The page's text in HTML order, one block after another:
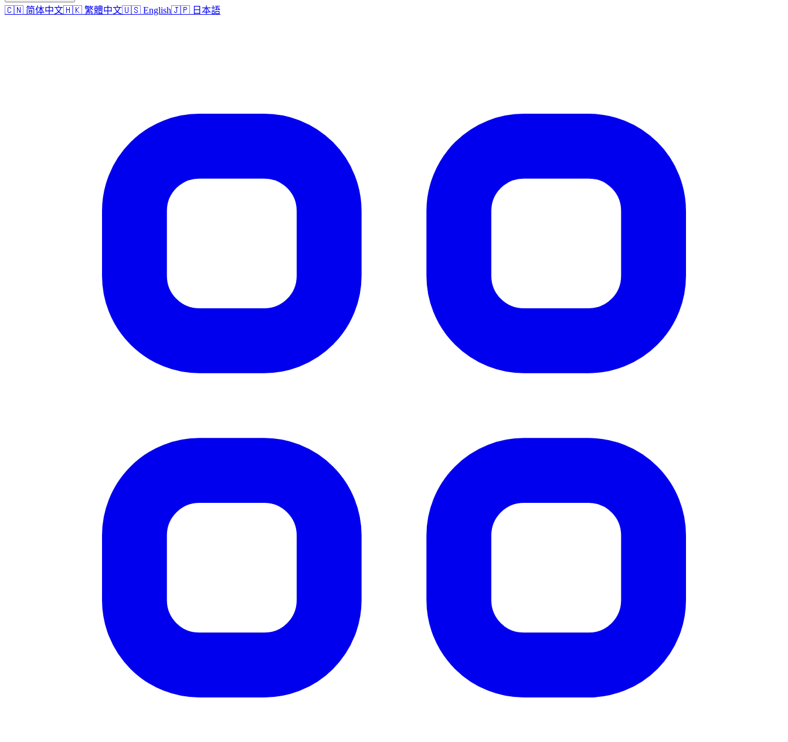
🇨🇳 简体中文🇭🇰 繁體中文🇺🇸 English🇯🇵 日本語